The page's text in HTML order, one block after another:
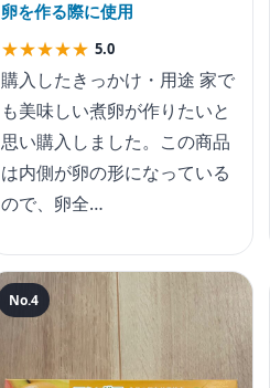
卵を作る際に使用
★★★★★ 5.0
購入したきっかけ・用途 家で
も美味しい煮卵が作りたいと
思い購入しました。この商品
は内側が卵の形になっている
ので、卵全…
No.4